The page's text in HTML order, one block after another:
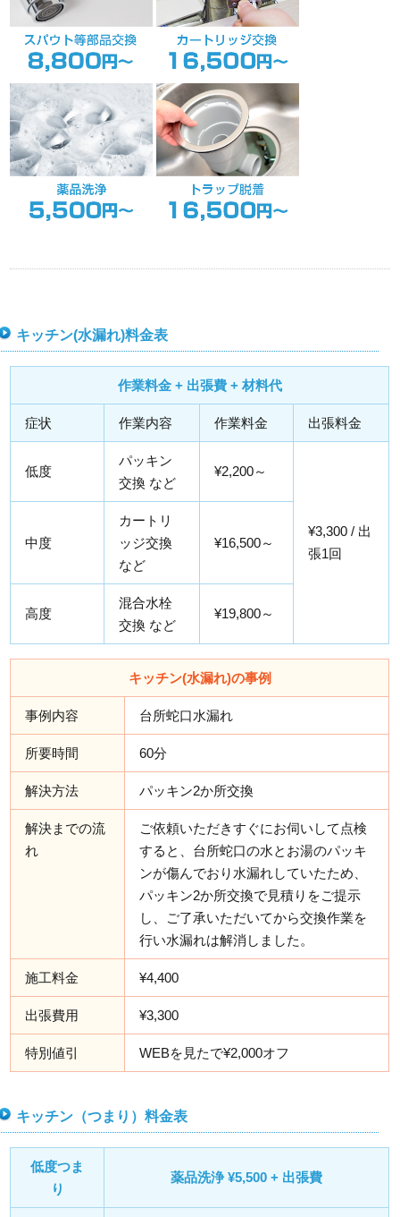
キッチン(水漏れ)料金表
作業料金 + 出張費 + 材料代
症状 作業内容 作業料金 出張料金
低度
パッキン
交換 など
¥2,200～
¥3,300 / 出
張1回
中度
カートリ
ッジ交換
など
¥16,500～
高度
混合水栓
交換 など
¥19,800～
キッチン(水漏れ)の事例
事例内容 台所蛇口水漏れ
所要時間 60分
解決方法 パッキン2か所交換
解決までの流
れ
ご依頼いただきすぐにお伺いして点検
すると、台所蛇口の水とお湯のパッキ
ンが傷んでおり水漏れしていたため、
パッキン2か所交換で見積りをご提示
し、ご了承いただいてから交換作業を
行い水漏れは解消しました。
施工料金 ¥4,400
出張費用 ¥3,300
特別値引 WEBを見たで¥2,000オフ
キッチン（つまり）料金表
低度つま
り
薬品洗浄 ¥5,500 + 出張費